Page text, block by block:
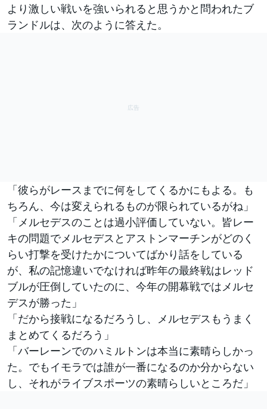
より激しい戦いを強いられると思うかと問われたブ
ランドルは、次のように答えた。
「彼らがレースまでに何をしてくるかにもよる。も
ちろん、今は変えられるものが限られているがね」
「メルセデスのことは過小評価していない。皆レー
キの問題でメルセデスとアストンマーチンがどのく
らい打撃を受けたかについてばかり話をしている
が、私の記憶違いでなければ昨年の最終戦はレッド
ブルが圧倒していたのに、今年の開幕戦ではメルセ
デスが勝った」
「だから接戦になるだろうし、メルセデスもうまく
まとめてくるだろう」
「バーレーンでのハミルトンは本当に素晴らしかっ
た。でもイモラでは誰が一番になるのか分からない
し、それがライブスポーツの素晴らしいところだ」